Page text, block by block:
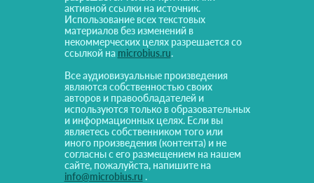
активной ссылки на источник.
Использование всех текстовых
материалов без изменений в
некоммерческих целях разрешается со
ссылкой на microbius.ru.
Все аудиовизуальные произведения
являются собственностью своих
авторов и правообладателей и
используются только в образовательных
и информационных целях. Если вы
являетесь собственником того или
иного произведения (контента) и не
согласны с его размещением на нашем
сайте, пожалуйста, напишите на
info@microbius.ru .